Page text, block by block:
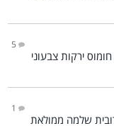
5
ירקות צבעוני
1
שלמה ממולאת